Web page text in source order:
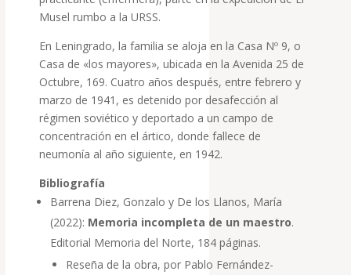
Musel rumbo a la URSS.
En Leningrado, la familia se aloja en la Casa Nº 9, o
Casa de «los mayores», ubicada en la Avenida 25 de
Octubre, 169. Cuatro años después, entre febrero y
marzo de 1941, es detenido por desafección al
régimen soviético y deportado a un campo de
concentración en el ártico, donde fallece de
neumonía al año siguiente, en 1942.
Bibliografía
Barrena Diez, Gonzalo y De los Llanos, María
(2022): Memoria incompleta de un maestro.
Editorial Memoria del Norte, 184 páginas.
Reseña de la obra, por Pablo Fernández-